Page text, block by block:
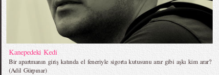
Kanepedeki Kedi
Bir apartmanın giriş katında el feneriyle sigorta kutusunu arar gibi aşkı kim arar?
(Adil Gürpınar)